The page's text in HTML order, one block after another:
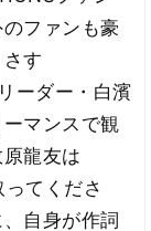
ファンも豪
す
ーダー・白濱
マンスで観
龍友は
ってくださ
自身が作詞